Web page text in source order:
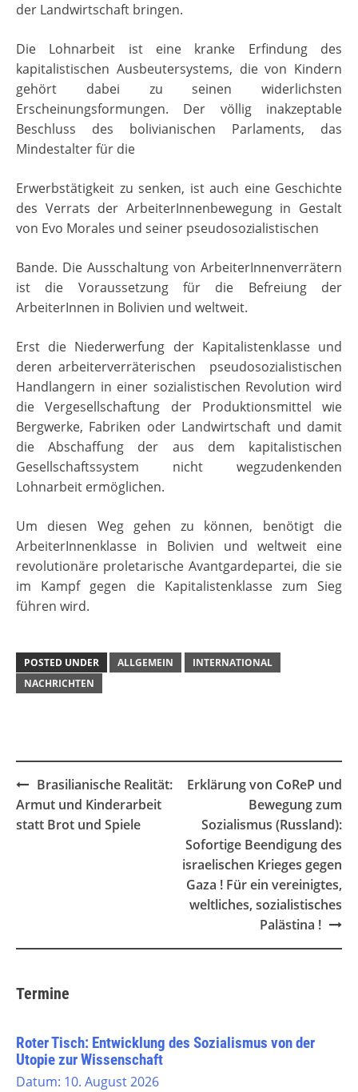
der Landwirtschaft bringen.
Die Lohnarbeit ist eine kranke Erfindung des
kapitalistischen Ausbeutersystems, die von Kindern
gehört dabei zu seinen widerlichsten
Erscheinungsformungen. Der völlig inakzeptable
Beschluss des bolivianischen Parlaments, das
Mindestalter für die
Erwerbstätigkeit zu senken, ist auch eine Geschichte
des Verrats der ArbeiterInnenbewegung in Gestalt
von Evo Morales und seiner pseudosozialistischen
Bande. Die Ausschaltung von ArbeiterInnenverrätern
ist die Voraussetzung für die Befreiung der
ArbeiterInnen in Bolivien und weltweit.
Erst die Niederwerfung der Kapitalistenklasse und
deren arbeiterverräterischen pseudosozialistischen
Handlangern in einer sozialistischen Revolution wird
die Vergesellschaftung der Produktionsmittel wie
Bergwerke, Fabriken oder Landwirtschaft und damit
die Abschaffung der aus dem kapitalistischen
Gesellschaftssystem nicht wegzudenkenden
Lohnarbeit ermöglichen.
Um diesen Weg gehen zu können, benötigt die
ArbeiterInnenklasse in Bolivien und weltweit eine
revolutionäre proletarische Avantgardepartei, die sie
im Kampf gegen die Kapitalistenklasse zum Sieg
führen wird.
POSTED UNDER ALLGEMEIN
INTERNATIONAL
NACHRICHTEN
Post
navigation
Brasilianische Realität:
Armut und Kinderarbeit
statt Brot und Spiele
Erklärung von CoReP und
Bewegung zum
Sozialismus (Russland):
Sofortige Beendigung des
israelischen Krieges gegen
Gaza ! Für ein vereinigtes,
weltliches, sozialistisches
Palästina !
Termine
Roter Tisch: Entwicklung des Sozialismus von der
Utopie zur Wissenschaft
Datum: 10. August 2026